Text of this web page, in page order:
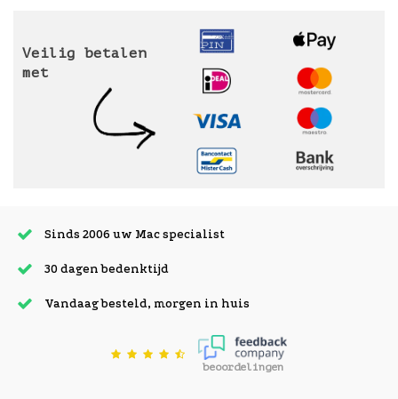
Veilig betalen
met
Sinds 2006 uw Mac specialist
30 dagen bedenktijd
Vandaag besteld, morgen in huis
beoordelingen